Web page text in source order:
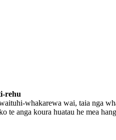
rehu
whakarewa wai, taia nga
te anga koura huatau he mea